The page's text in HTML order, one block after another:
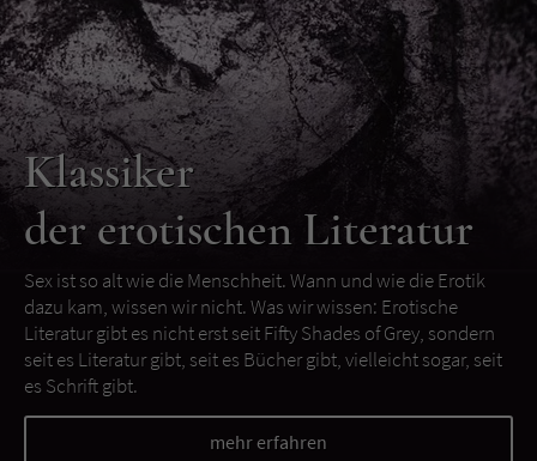
Klassiker
der erotischen Literatur
Sex ist so alt wie die Menschheit. Wann und wie die Erotik
dazu kam, wissen wir nicht. Was wir wissen: Erotische
Literatur gibt es nicht erst seit Fifty Shades of Grey, sondern
seit es Literatur gibt, seit es Bücher gibt, vielleicht sogar, seit
es Schrift gibt.
mehr erfahren